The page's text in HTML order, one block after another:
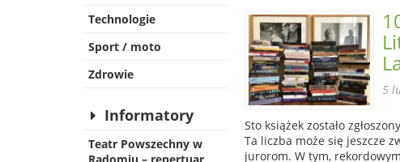
Technologie
Sport / moto
Zdrowie
Informatory
Teatr Powszechny w
5
Sto książek zostało
Ta liczba może się jeszcze
jurorom. W tym,